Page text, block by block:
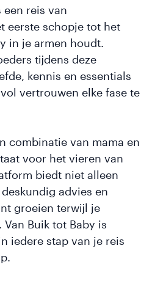
een reis van
eerste schopje tot het
in je armen houdt.
tijdens deze
kennis en essentials
vertrouwen elke fase te
combinatie van mama en
voor het vieren van
biedt niet alleen
advies en
groeien terwijl je
Buik tot Baby is
iedere stap van je reis